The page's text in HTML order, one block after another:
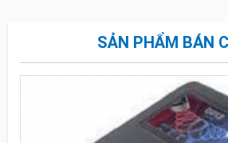
SẢN PHẨM BÁN